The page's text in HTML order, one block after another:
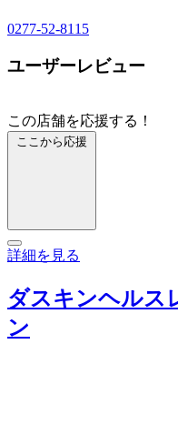
0277-52-8115
ユーザーレビュー
この店舗を応援する！
ここから応援
詳細を見る
ダスキンヘルス
ン